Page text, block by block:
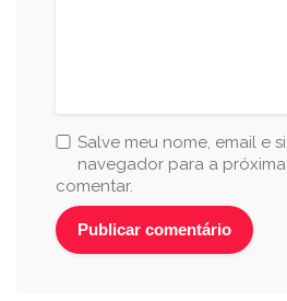
Salve meu nome, email e
navegador para a
comentar.